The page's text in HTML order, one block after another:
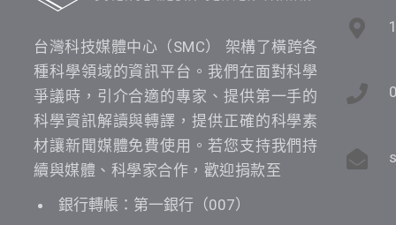
台灣科技媒體中心（SMC） 架構了橫跨各
種科學領域的資訊平台。我們在面對科學
爭議時，引介合適的專家、提供第一手的
科學資訊解讀與轉譯，提供正確的科學素
材讓新聞媒體免費使用。若您支持我們持
續與媒體、科學家合作，歡迎捐款至
銀行轉帳：第一銀行（007）